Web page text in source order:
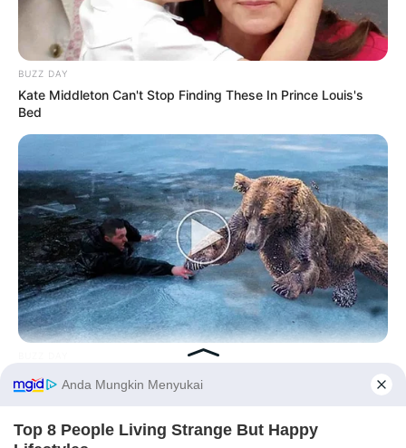
BUZZ DAY
Kate Middleton Can't Stop Finding These In Prince Louis's
Bed
Bear’s Shocking Act After Man Saved Cub
Before You Go